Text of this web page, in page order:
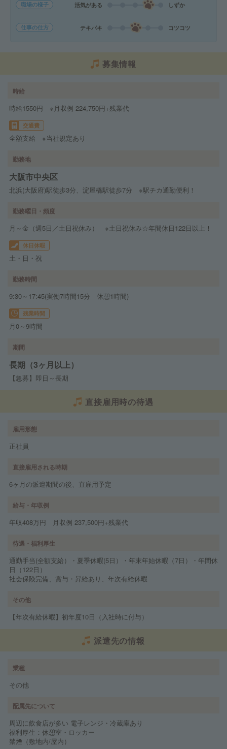
職場の様子 活気がある しずか
仕事の仕方 テキパキ コツコツ
募集情報
時給
時給1550円 ※月収例 224,750円+残業代
交通費
全額支給 ※当社規定あり
勤務地
大阪市中央区
北浜(大阪府)駅徒歩3分、淀屋橋駅徒歩7分 ※駅チカ通勤便利！
勤務曜日・頻度
月～金（週5日／土日祝休み） ※土日祝休み☆年間休日122日以上！
休日休暇
土・日・祝
勤務時間
9:30～17:45(実働7時間15分 休憩1時間)
残業時間
月0～9時間
期間
長期（3ヶ月以上）
【急募】即日～長期
直接雇用時の待遇
雇用形態
正社員
直接雇用される時期
6ヶ月の派遣期間の後、直雇用予定
給与・年収例
年収408万円 月収例 237,500円+残業代
待遇・福利厚生
通勤手当(全額支給）・夏季休暇(5日）・年末年始休暇（7日）・年間休
日（122日）
社会保険完備、賞与・昇給あり、年次有給休暇
その他
【年次有給休暇】初年度10日（入社時に付与）
派遣先の情報
業種
その他
配属先について
周辺に飲食店が多い 電子レンジ・冷蔵庫あり
福利厚生：休憩室・ロッカー
禁煙（敷地内/屋内）